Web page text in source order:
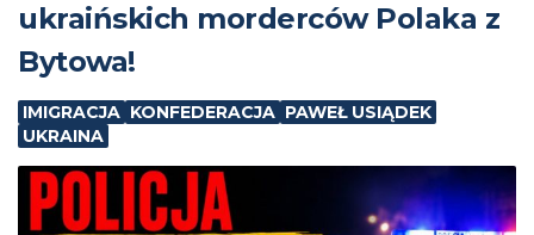
ukraińskich morderców Polaka z
Bytowa!
IMIGRACJA KONFEDERACJA PAWEŁ USIĄDEK
UKRAINA